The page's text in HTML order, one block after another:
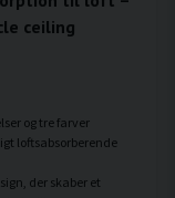
ceiling
og tre farver
loftsabsorberende
der skaber et